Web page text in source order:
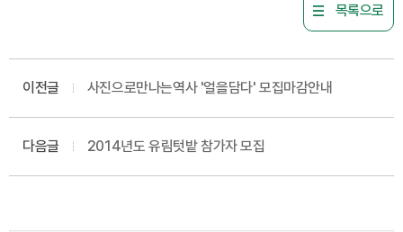
목록으로
이전글 사진으로만나는역사 '얼을담다' 모집마감안내
다음글 2014년도 유림텃밭 참가자 모집